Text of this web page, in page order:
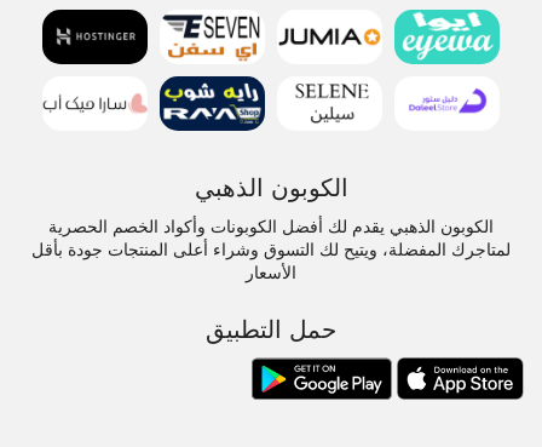
الكوبون الذهبي
الكوبون الذهبي يقدم لك أفضل الكوبونات وأكواد الخصم الحصرية
لمتاجرك المفضلة، ويتيح لك التسوق وشراء أعلى المنتجات جودة بأقل
الأسعار
حمل التطبيق